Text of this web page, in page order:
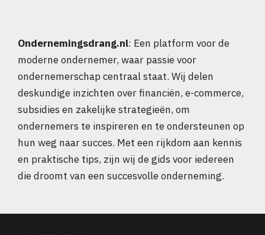
Ondernemingsdrang.nl: Een platform voor de
moderne ondernemer, waar passie voor
ondernemerschap centraal staat. Wij delen
deskundige inzichten over financiën, e-commerce,
subsidies en zakelijke strategieën, om
ondernemers te inspireren en te ondersteunen op
hun weg naar succes. Met een rijkdom aan kennis
en praktische tips, zijn wij de gids voor iedereen
die droomt van een succesvolle onderneming.